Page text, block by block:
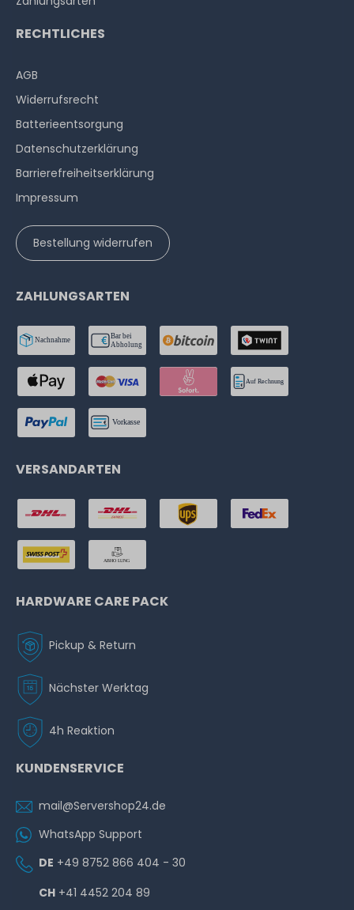
RECHTLICHES
AGB
Widerrufs­recht
Batterieentsorgung
Datenschutzerklärung
Barrierefreiheitserklärung
Impressum
Bestellung widerrufen
ZAHLUNGSARTEN
VERSANDARTEN
HARDWARE CARE PACK
Pickup & Return
Nächster Werktag
4h Reaktion
KUNDENSERVICE
mail@Servershop24.de
WhatsApp Support
DE +49 8752 866 404 - 30
CH +41 4452 204 89